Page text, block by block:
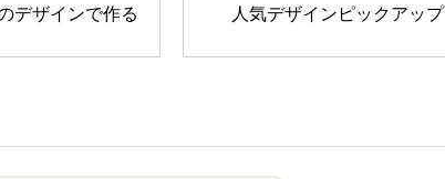
デザインで作る 人気デザインピックアップ